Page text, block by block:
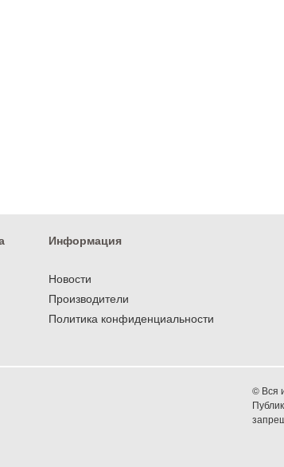
Информация
Новости
Производители
Политика конфиденциальности
© Вся